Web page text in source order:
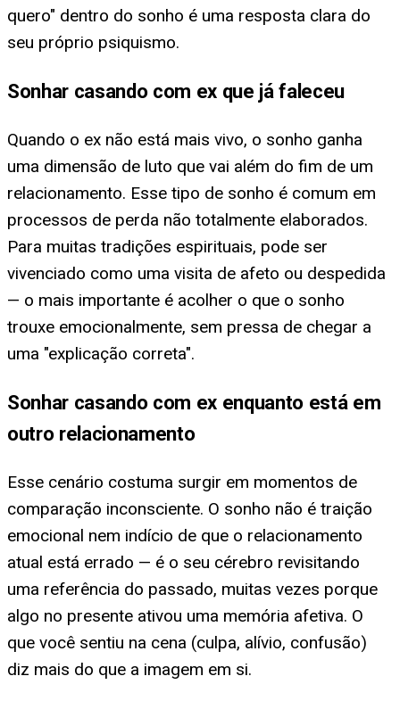
quero" dentro do sonho é uma resposta clara do
seu próprio psiquismo.
Sonhar casando com ex que já faleceu
Quando o ex não está mais vivo, o sonho ganha
uma dimensão de luto que vai além do fim de um
relacionamento. Esse tipo de sonho é comum em
processos de perda não totalmente elaborados.
Para muitas tradições espirituais, pode ser
vivenciado como uma visita de afeto ou despedida
— o mais importante é acolher o que o sonho
trouxe emocionalmente, sem pressa de chegar a
uma "explicação correta".
Sonhar casando com ex enquanto está em
outro relacionamento
Esse cenário costuma surgir em momentos de
comparação inconsciente. O sonho não é traição
emocional nem indício de que o relacionamento
atual está errado — é o seu cérebro revisitando
uma referência do passado, muitas vezes porque
algo no presente ativou uma memória afetiva. O
que você sentiu na cena (culpa, alívio, confusão)
diz mais do que a imagem em si.